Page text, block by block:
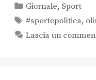
Giornale, Sport
#sportepolitica,
Lascia un